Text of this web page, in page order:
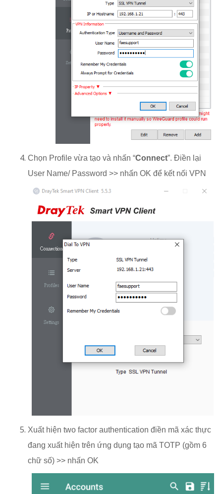
Chọn Profile vừa tạo và nhấn “Connect”. Điền lại
User Name/ Password >> nhấn OK để kết nối VPN
Xuất hiện two factor authentication điền mã xác thực
đang xuất hiện trên ứng dụng tạo mã TOTP (gồm 6
chữ số) >> nhấn OK